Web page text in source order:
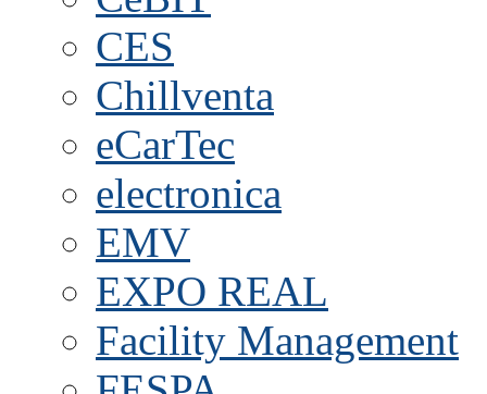
CES
Chillventa
eCarTec
electronica
EMV
EXPO REAL
Facility Management